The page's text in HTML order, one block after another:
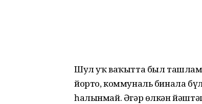
Шул уҡ ваҡытта был
йорто, коммуналь бинала
һалынмай. Әгәр өлкән